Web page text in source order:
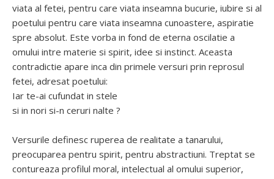
viata al fetei, pentru care viata inseamna bucurie, iubire si al
poetului pentru care viata inseamna cunoastere, aspiratie
spre absolut. Este vorba in fond de eterna oscilatie a
omului intre materie si spirit, idee si instinct. Aceasta
contradictie apare inca din primele versuri prin reprosul
fetei, adresat poetului:
Iar te-ai cufundat in stele
si in nori si-n ceruri nalte ?
Versurile definesc ruperea de realitate a tanarului,
preocuparea pentru spirit, pentru abstractiuni. Treptat se
contureaza profilul moral, intelectual al omului superior,